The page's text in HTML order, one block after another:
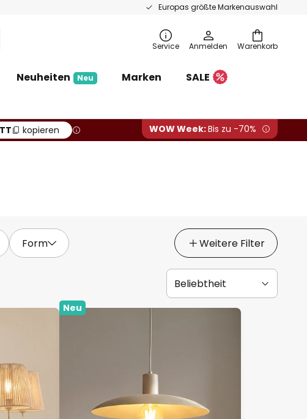
Europas größte Markenauswahl
Warenkorb
Service Anmelden
Neuheiten Neu Marken
SALE
kopieren WOW Week:Bis zu -70%
Form Weitere Filter
Neu